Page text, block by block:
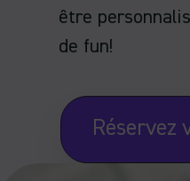
être
de fun!
Réservez